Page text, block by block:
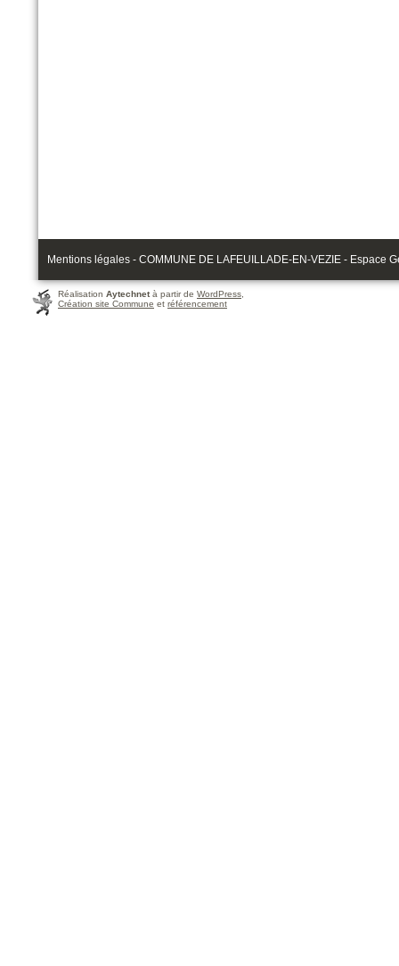
Mentions légales - COMMUNE DE LAFEUILLADE-EN-VEZIE - Espace
Réalisation Aytechnetà partir de WordPress
Création site Commune et référencement